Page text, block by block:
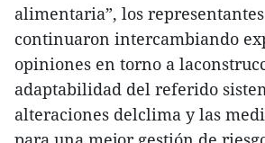
alimentaria”, los
continuaron intercambiando
opiniones en torno a
adaptabilidad del referido
alteraciones delclima y las